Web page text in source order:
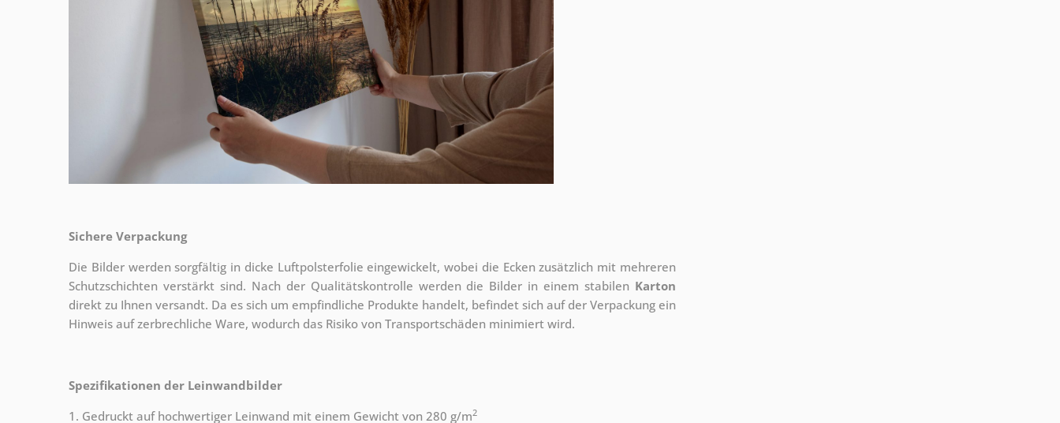
Sichere Verpackung
Die Bilder werden sorgfältig in dicke Luftpolsterfolie eingewickelt, wobei die Ecken zusätzlich mit mehreren
Schutzschichten verstärkt sind. Nach der Qualitätskontrolle werden die Bilder in einem stabilen Karton
direkt zu Ihnen versandt. Da es sich um empfindliche Produkte handelt, befindet sich auf der Verpackung ein
Hinweis auf zerbrechliche Ware, wodurch das Risiko von Transportschäden minimiert wird.
Spezifikationen der Leinwandbilder
1. Gedruckt auf hochwertiger Leinwand mit einem Gewicht von 280 g/m2